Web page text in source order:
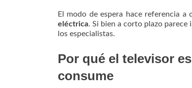
El modo de espera hace referencia
eléctrica. Si bien a corto plazo parece
los especialistas.
Por qué el televisor
consume